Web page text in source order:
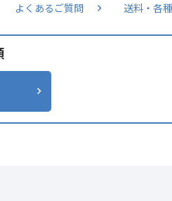
よくあるご質問 送料・各